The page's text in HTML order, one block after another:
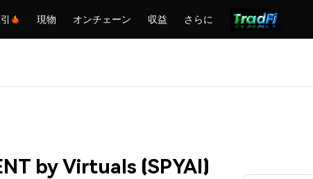
現物 オンチェーン 収益 さらに
by Virtuals (SPYAI)